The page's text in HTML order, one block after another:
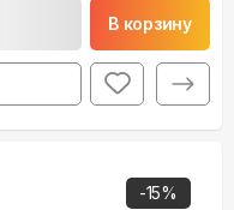
В корзину
-15%